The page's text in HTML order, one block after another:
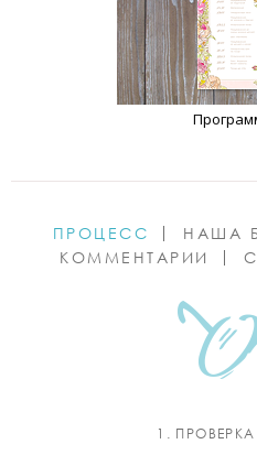
ПРОЦЕСС НАША
КОММЕНТАРИИ
1.